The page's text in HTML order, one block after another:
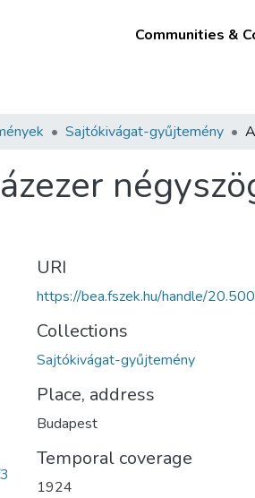
Communities &
Sajtókivágat-gyűjtemény
URI
https://bea.fszek.hu/handle/
Collections
Sajtókivágat-gyűjtemény
Place, address
Budapest
Temporal coverage
1924